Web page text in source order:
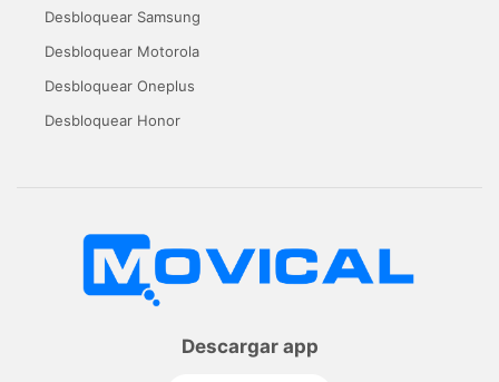
Desbloquear Samsung
Desbloquear Motorola
Desbloquear Oneplus
Desbloquear Honor
Descargar app